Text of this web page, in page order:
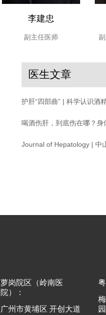
李建忠
副主任医师
医生文章
护肝“四部曲” | 科学认识酒
喝酒伤肝，到底伤在哪？
萝岗院区（岭南医
院）：
广州市黄埔区 开创大道